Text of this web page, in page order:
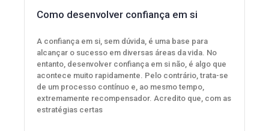
Como desenvolver confiança em si
A confiança em si, sem dúvida, é uma base para
alcançar o sucesso em diversas áreas da vida. No
entanto, desenvolver confiança em si não, é algo que
acontece muito rapidamente. Pelo contrário, trata-se
de um processo contínuo e, ao mesmo tempo,
extremamente recompensador. Acredito que, com as
estratégias certas